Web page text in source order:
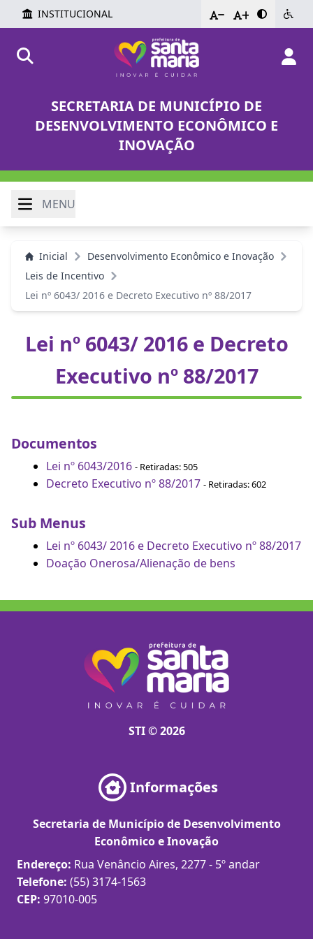
INSTITUCIONAL - +
SECRETARIA DE MUNICÍPIO DE
DESENVOLVIMENTO ECONÔMICO E
INOVAÇÃO
MENU
Inicial
Desenvolvimento Econômico e Inovação
Leis de Incentivo
Lei nº 6043/ 2016 e Decreto Executivo nº 88/2017
Lei nº 6043/ 2016 e Decreto
Executivo nº 88/2017
Documentos
Lei nº 6043/2016 - Retiradas: 505
Decreto Executivo nº 88/2017 - Retiradas: 602
Sub Menus
Lei nº 6043/ 2016 e Decreto Executivo nº 88/2017
Doação Onerosa/Alienação de bens
STI © 2026
Informações
Secretaria de Município de Desenvolvimento
Econômico e Inovação
Endereço: Rua Venâncio Aires, 2277 - 5º andar
Telefone: (55) 3174-1563
CEP: 97010-005